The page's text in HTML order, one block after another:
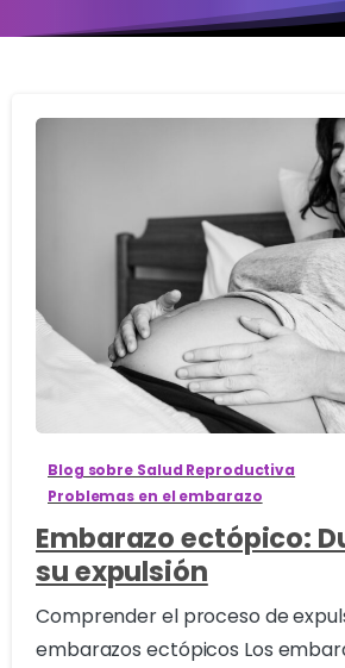
Blog sobre Salud Reproductiva
Problemas en el embarazo
Embarazo ectópico:
su expulsión
Comprender el proceso de
embarazos ectópicos Los